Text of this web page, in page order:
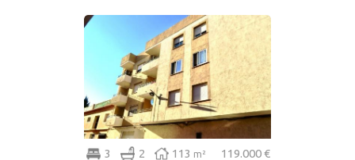
3 2 113 m² 119.000 €